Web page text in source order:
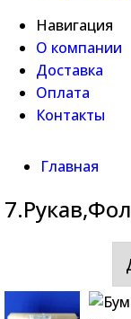
Навигация
О компании
Доставка
Оплата
Контакты
Главная